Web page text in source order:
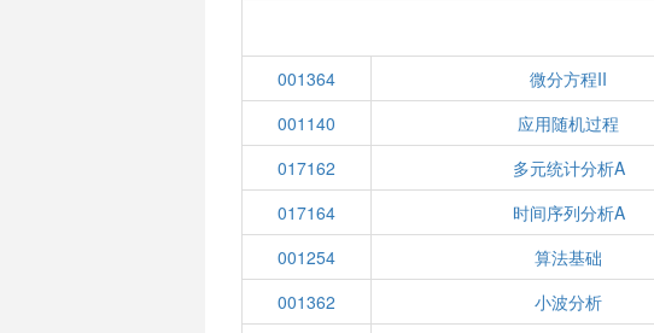
001364 微分方程II
001140
应用随机过程
017162
多元统计分析A
017164
时间序列分析A
001254
算法基础
001362
小波分析